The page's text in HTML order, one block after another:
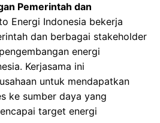
Pemerintah dan
Energi Indonesia bekerja
dan berbagai stakeholder
energi
Kerjasama ini
untuk mendapatkan
ke sumber daya yang
target energi